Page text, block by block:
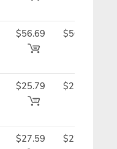
$56.69
$56.69/
$25.79
$25.79/
$27.59
$27.59/